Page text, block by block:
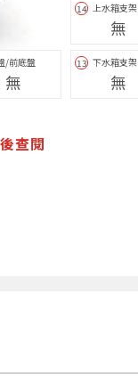
/前底盤
無
13 下水箱支架
無
14 上水箱支架
無
查閱